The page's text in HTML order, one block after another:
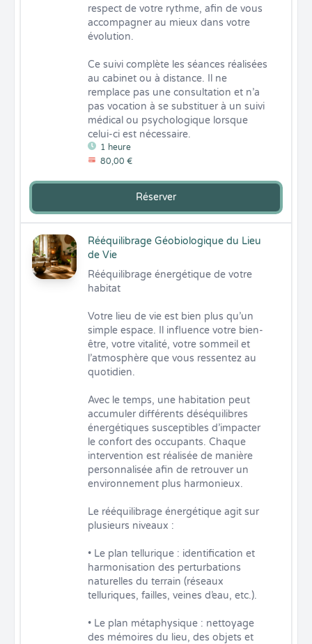
1 heure
80,00 €
respect de votre rythme, afin de vous
accompagner au mieux dans votre
évolution.
Ce suivi complète les séances réalisées
au cabinet ou à distance. Il ne
remplace pas une consultation et n’a
pas vocation à se substituer à un suivi
médical ou psychologique lorsque
celui-ci est nécessaire.
Réserver
Rééquilibrage Géobiologique du Lieu
de Vie
Rééquilibrage énergétique de votre
habitat
Votre lieu de vie est bien plus qu’un
simple espace. Il influence votre bien-
être, votre vitalité, votre sommeil et
l’atmosphère que vous ressentez au
quotidien.
Avec le temps, une habitation peut
accumuler différents déséquilibres
énergétiques susceptibles d’impacter
le confort des occupants. Chaque
intervention est réalisée de manière
personnalisée afin de retrouver un
environnement plus harmonieux.
Le rééquilibrage énergétique agit sur
plusieurs niveaux :
• Le plan tellurique : identification et
harmonisation des perturbations
naturelles du terrain (réseaux
telluriques, failles, veines d’eau, etc.).
• Le plan métaphysique : nettoyage
des mémoires du lieu, des objets et